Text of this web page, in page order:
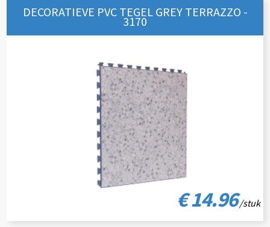
DECORATIEVE PVC TEGEL GREY TERRAZZO -
3170
€ 14.96/stuk